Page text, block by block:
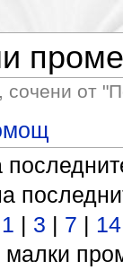
сочени от
1 | 3 | 7 | 14
малки